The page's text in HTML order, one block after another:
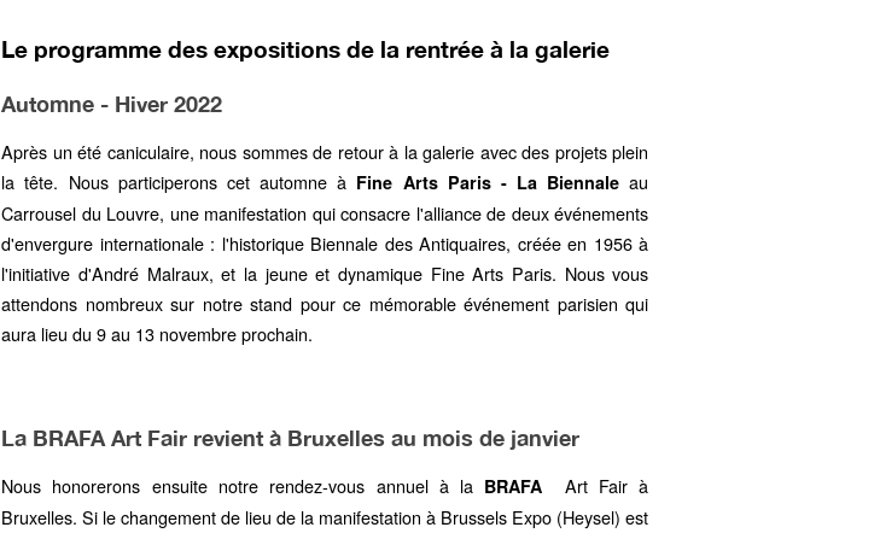
Le programme des expositions de la rentrée à la galerie
Automne - Hiver 2022
Après un été caniculaire, nous sommes de retour à la galerie avec des projets plein
la tête. Nous participerons cet automne à Fine Arts Paris - La Biennale au
Carrousel du Louvre, une manifestation qui consacre l'alliance de deux événements
d'envergure internationale : l'historique Biennale des Antiquaires, créée en 1956 à
l'initiative d'André Malraux, et la jeune et dynamique Fine Arts Paris. Nous vous
attendons nombreux sur notre stand pour ce mémorable événement parisien qui
aura lieu du 9 au 13 novembre prochain.
La BRAFA Art Fair revient à Bruxelles au mois de janvier
Nous honorerons ensuite notre rendez-vous annuel à la BRAFA
Art Fair à
Bruxelles. Si le changement de lieu de la manifestation à Brussels Expo (Heysel) est